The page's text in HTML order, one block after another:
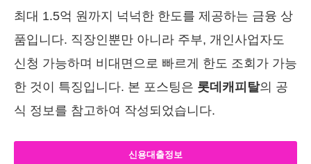
최대 1.5억 원까지 넉넉한 한도를 제공하는 금융 상
품입니다. 직장인뿐만 아니라 주부, 개인사업자도
신청 가능하며 비대면으로 빠르게 한도 조회가 가능
한 것이 특징입니다. 본 포스팅은 롯데캐피탈의 공
식 정보를 참고하여 작성되었습니다.
신용대출정보